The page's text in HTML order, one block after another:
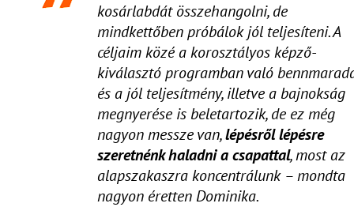
kosárlabdát összehangolni, de
mindkettőben próbálok jól teljesíteni. A
céljaim közé a korosztályos képző-
kiválasztó programban való
és a jól teljesítmény, illetve a bajnokság
megnyerése is beletartozik, de ez még
nagyon messze van,lépésről lépésre
szeretnénk haladni a csapattal, most az
alapszakaszra koncentrálunk – mondta
nagyon éretten Dominika.